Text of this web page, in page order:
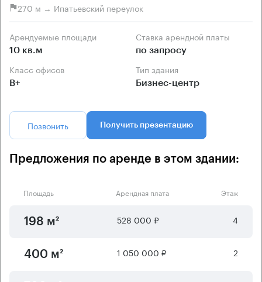
270 м → Ипатьевский переулок
Арендуемые площади
10 кв.м
Ставка арендной платы
по запросу
Класс офисов
B+
Тип здания
Бизнес-центр
Позвонить Получить презентацию
Предложения по аренде в этом здании:
Площадь Арендная плата Этаж
198 м² 528 000 ₽ 4
400 м² 1 050 000 ₽ 2